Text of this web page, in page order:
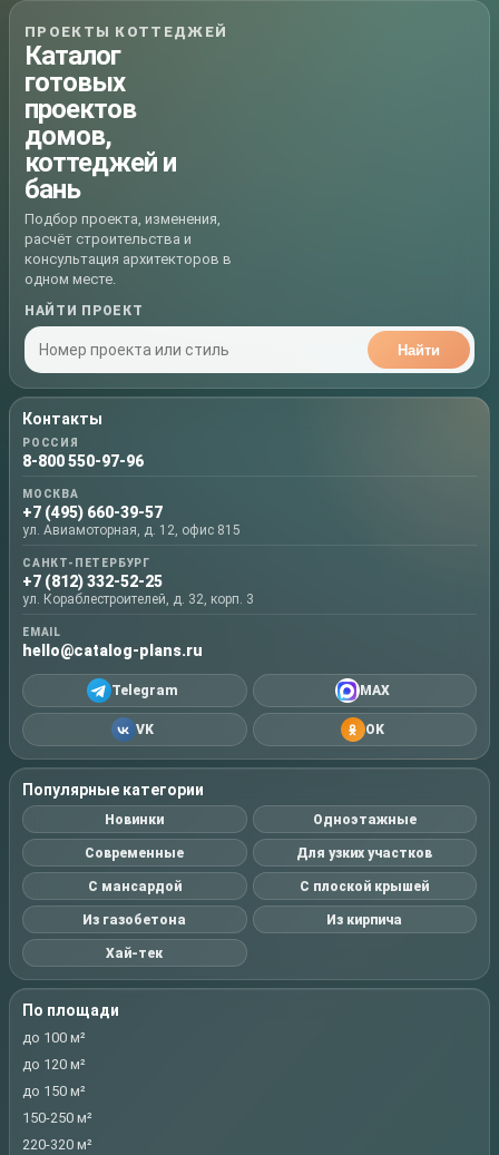
ПРОЕКТЫ КОТТЕДЖЕЙ
Каталог
готовых
проектов
домов,
коттеджей и
бань
Подбор проекта, изменения,
расчёт строительства и
консультация архитекторов в
одном месте.
НАЙТИ ПРОЕКТ
Найти
Контакты
РОССИЯ
8-800 550-97-96
МОСКВА
+7 (495) 660-39-57
ул. Авиамоторная, д. 12, офис 815
САНКТ-ПЕТЕРБУРГ
+7 (812) 332-52-25
ул. Кораблестроителей, д. 32, корп. 3
EMAIL
hello@catalog-plans.ru
Telegram MAX
VK OK
Популярные категории
Новинки Одноэтажные
Современные Для узких участков
С мансардой С плоской крышей
Из газобетона Из кирпича
Хай-тек
По площади
до 100 м²
до 120 м²
до 150 м²
150-250 м²
220-320 м²